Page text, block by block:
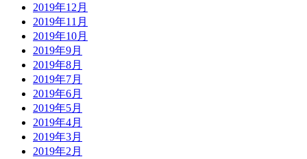
2019年12月
2019年11月
2019年10月
2019年9月
2019年8月
2019年7月
2019年6月
2019年5月
2019年4月
2019年3月
2019年2月